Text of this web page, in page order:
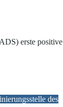
erste positive
des